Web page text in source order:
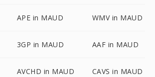
APE in MAUD WMV in MAUD
3GP in MAUD AAF in MAUD
AVCHD in MAUD CAVS in MAUD